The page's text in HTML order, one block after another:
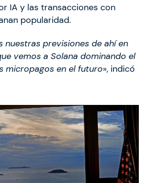
IA y las transacciones con
popularidad.
nuestras previsiones de ahí en
vemos a Solana dominando el
micropagos en el futuro», indicó